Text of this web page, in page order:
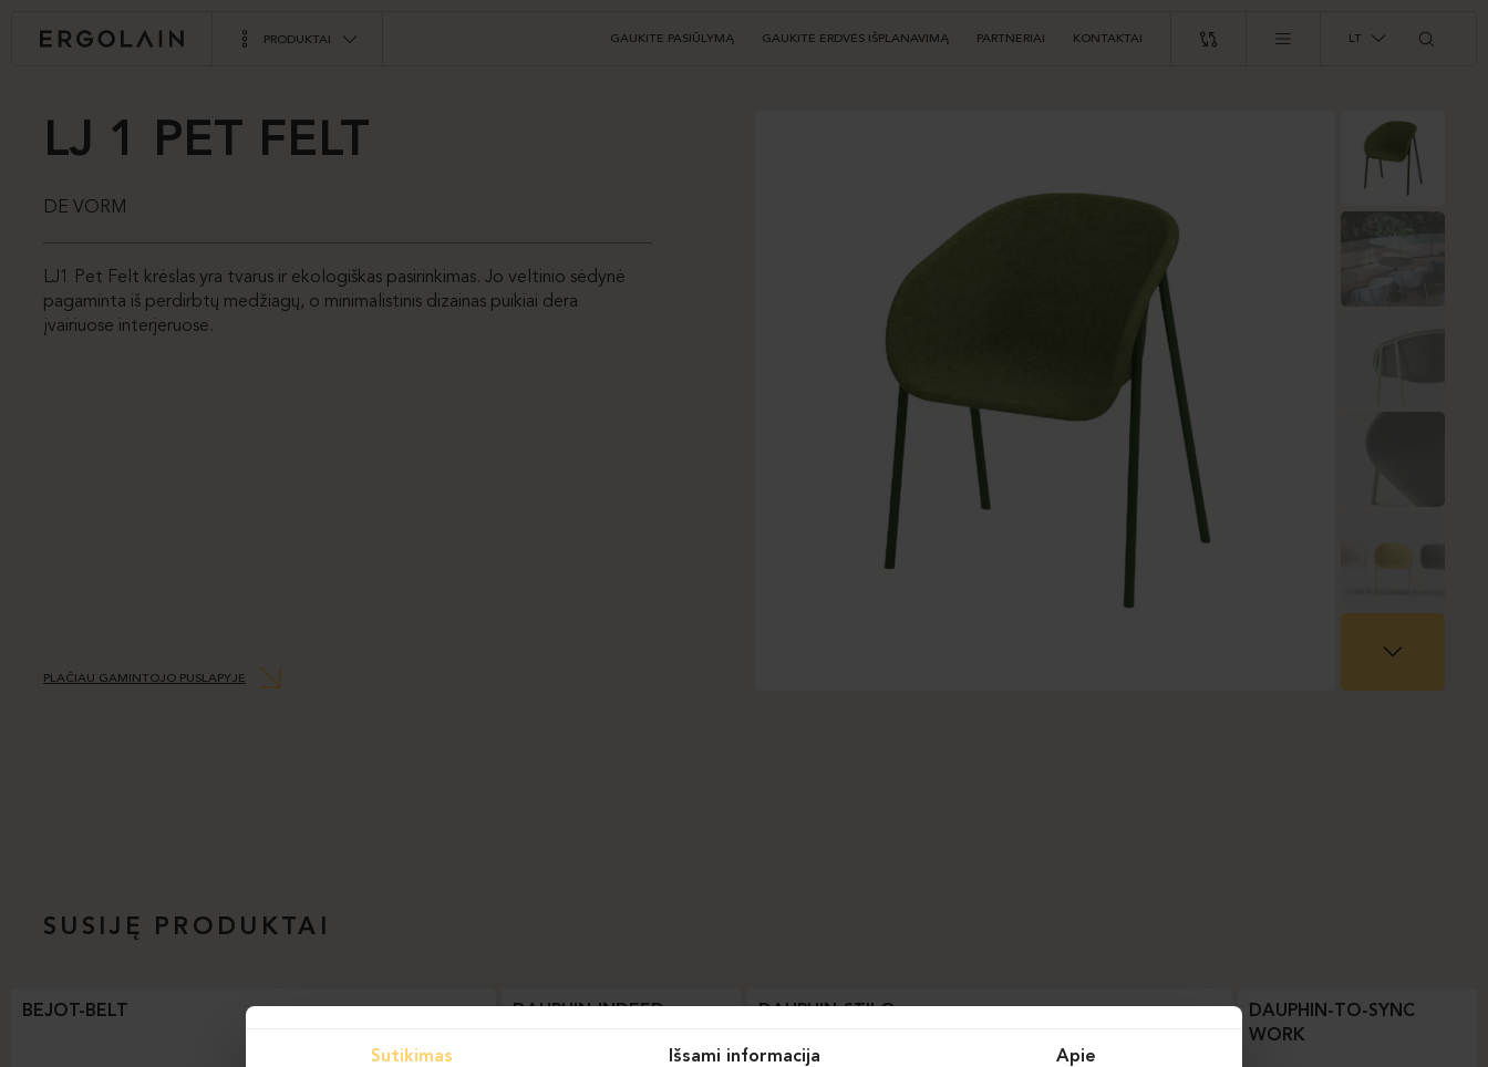
PRODUKTAI GAUKITE PASIŪLYMĄ GAUKITE ERDVĖS IŠPLANAVIMĄ PARTNERIAI KONTAKTAI LT
LJ 1 PET FELT
DE VORM
LJ1 Pet Felt krėslas yra tvarus ir ekologiškas pasirinkimas. Jo veltinio sėdynė
pagaminta iš perdirbtų medžiagų, o minimalistinis dizainas puikiai dera
įvairiuose interjeruose.
PLAČIAU GAMINTOJO PUSLAPYJE
SUSIJĘ PRODUKTAI
BEJOT-BELT DAUPHIN-INDEED DAUPHIN-STILO
DAUPHIN-TO-SYNC
WORK
Sutikimas Išsami informacija Apie